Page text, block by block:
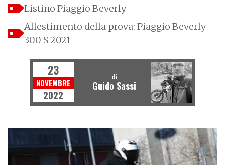
Listino Piaggio Beverly
Allestimento della prova: Piaggio Beverly
300 S 2021
23
NOVEMBRE
2022
di
Guido Sassi